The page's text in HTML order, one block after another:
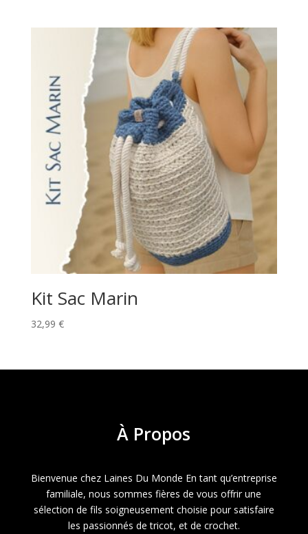
Kit Sac Marin
32,99 €
À Propos
Bienvenue chez Laines Du Monde En tant qu’entreprise
familiale, nous sommes fières de vous offrir une
sélection de fils soigneusement choisie pour satisfaire
les passionnés de tricot, et de crochet.